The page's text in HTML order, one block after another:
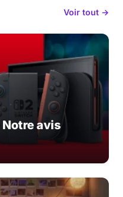
Voir tout →
avis